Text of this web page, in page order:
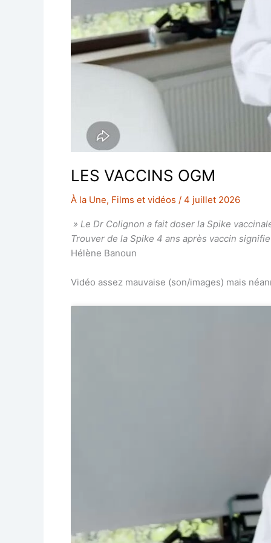
LES VACCINS OGM
À la Une, Films et vidéos / 4 juillet 2026
» Le Dr Colignon a fait doser la Spike
Trouver de la Spike 4 ans après vaccin
Hélène Banoun
Vidéo assez mauvaise (son/images) mais